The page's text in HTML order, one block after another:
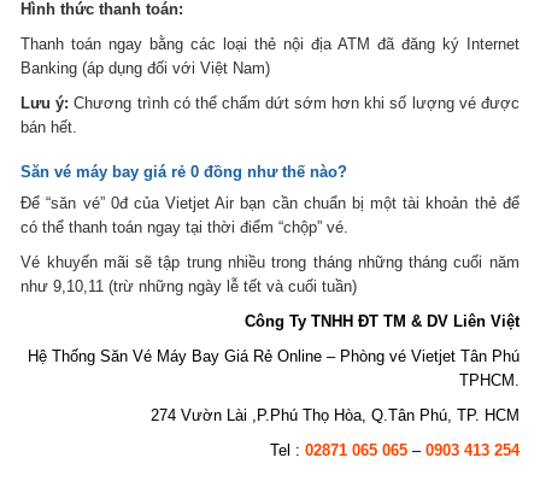
Hình thức thanh toán:
Thanh toán ngay bằng các loại thẻ nội địa ATM đã đăng ký Internet
Banking (áp dụng đối với Việt Nam)
Lưu ý: Chương trình có thể chấm dứt sớm hơn khi số lượng vé được
bán hết.
Sănvé máy bay giá rẻ 0 đồng như thế nào?
Để “săn vé” 0đ của Vietjet Air bạn cần chuẩn bị một tài khoản thẻ để
có thể thanh toán ngay tại thời điểm “chộp” vé.
Vé khuyến mãi sẽ tập trung nhiều trong tháng những tháng cuối năm
như 9,10,11 (trừ những ngày lễ tết và cuối tuần)
Công Ty TNHH ĐT TM & DV Liên Việt
Hệ Thống Săn Vé Máy Bay Giá Rẻ Online – Phòng vé Vietjet Tân Phú
TPHCM.
274 Vườn Lài ,P.Phú Thọ Hòa, Q.Tân Phú, TP. HCM
Tel : 02871 065 065– 0903 413 254